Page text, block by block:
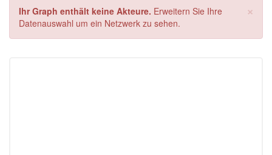
×
Ihr Graph enthält keine Akteure. Erweitern Sie Ihre
Datenauswahl um ein Netzwerk zu sehen.